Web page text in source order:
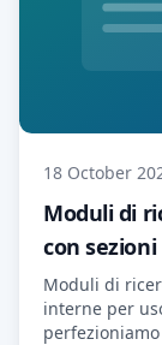
18 October
Moduli di
con
Moduli di
interne per